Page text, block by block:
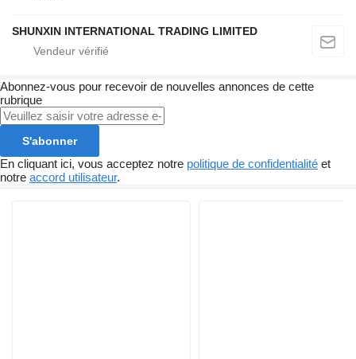
SHUNXIN INTERNATIONAL TRADING LIMITED
Abonnez-vous pour recevoir de nouvelles annonces de cette
rubrique
S'abonner
En cliquant ici, vous acceptez notre politique de confidentialité et
notre accord utilisateur.